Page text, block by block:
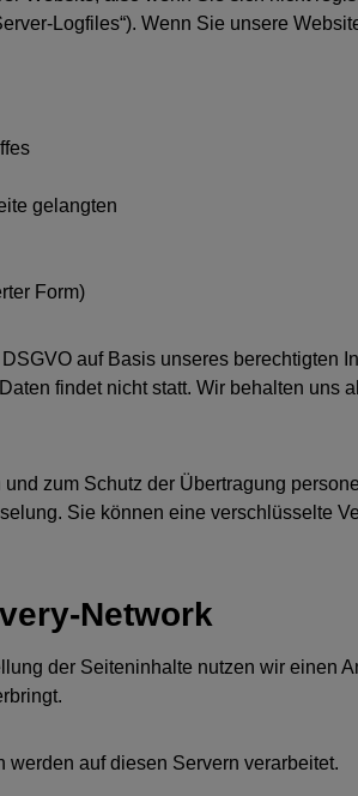
Logfiles“). Wenn Sie unsere
gelangten
Form)
auf Basis unseres
findet nicht statt. Wir behalten
zum Schutz der Übertragung
Sie können eine verschlüsselte
Network
der Seiteninhalte nutzen wir
auf diesen Servern verarbeitet.